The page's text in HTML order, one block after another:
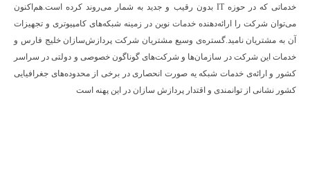
خدماتی که در حوزه IT بدون رقیب و جدید به شمار می‌روند کرده است.هم‌اکنون
می‌توان شرکت را ارائه‌دهنده خدمات نوین در زمینه شبکه‌های کامپیوتری و تجهیزات
آن به مشتریان نامید.گستره‌ی وسیع مشتریان شرکت پردازش‌سازان خلیج فارس و
خدمات این شرکت در سازمان‌ها و شرکت‌های گوناگون خصوصی و دولتی در سراسر
کشور و ارائه‌ی خدمات شبکه یه صورت انحصاری در برخی از محدوده‌های جغرافیایی
کشور نشانی از توانمندی و اقتدار پردازش سازان در این پهنه است